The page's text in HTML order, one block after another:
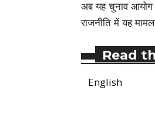
अब यह चुनाव आयोग
राजनीति में यह
Read
English